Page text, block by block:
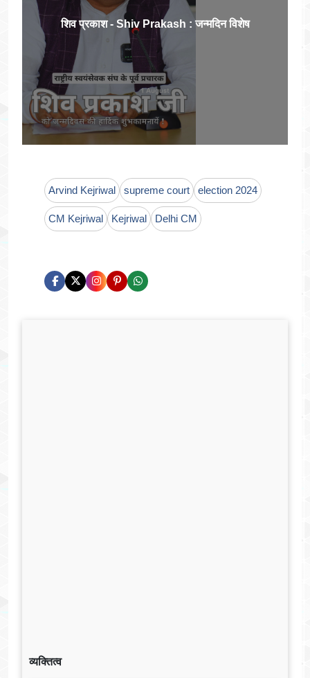
शिव प्रकाश - Shiv Prakash : जन्मदिन विशेष
Arvind Kejriwal supreme court election 2024
CM Kejriwal Kejriwal Delhi CM
व्यक्तित्व